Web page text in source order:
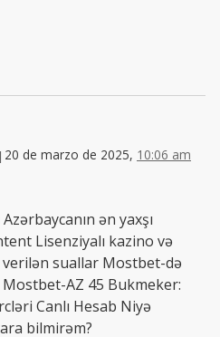
20 de marzo de 2025, 10:06 am
ən yaxşı
Lisenziyalı kazino və
suallar Mostbet-də
AZ 45 Bukmeker:
Canlı Hesab Niyə
bilmirəm?